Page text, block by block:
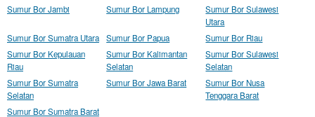
Sumur Bor Jambi
Sumur Bor Lampung
Sumur Bor Sulawesi
Utara
Sumur Bor Sumatra Utara
Sumur Bor Papua
Sumur Bor Riau
Sumur Bor Kepulauan
Riau
Sumur Bor Kalimantan
Selatan
Sumur Bor Sulawesi
Selatan
Sumur Bor Sumatra
Selatan
Sumur Bor Jawa Barat
Sumur Bor Nusa
Tenggara Barat
Sumur Bor Sumatra Barat